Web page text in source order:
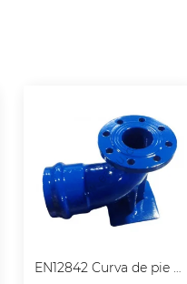
EN12842 Curva de pie de pato con zócalo con brida de PVC